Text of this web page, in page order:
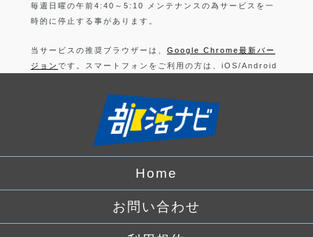
毎週日曜の午前4:40～5:10 メンテナンスの為サービスを一
時的に停止する事があります。
当サービスの推奨ブラウザーは、 Google Chrome最新バー
ジョン です。スマートフォンをご利用の方は、iOS/Android
上記以外のブラウザーでは正常に動作できない可能性があり
ますので、ご注意ください。
ログインすることにより、部活の利用規約
なります。
プライバシーポリシー をお読みください。
でログイン
Home
お問い合わせ